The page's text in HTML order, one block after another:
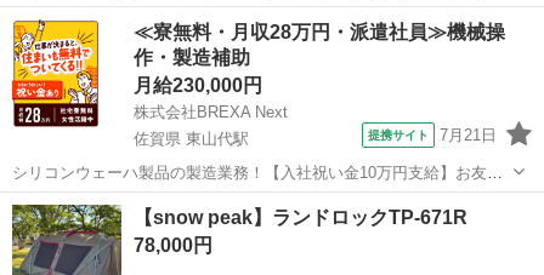
としたセット力で…
広島 福山市 福山駅 ヘアケア
≪寮無料・月収28万円・派遣社員≫機械操
作・製造補助
月給230,000円
株式会社BREXA Next
佐賀県 東山代駅
提携サイト 7月21日
シリコンウェーハ製品の製造業務！【入社祝い金10万円支給】お友達
やカップルとの応募OK◎年間休日129日＆休出なしでプライベート充
実♪業務はクリーンルームで快適作業◎自社正社員登用制度あり★1食
300円～の格安食堂あり！《佐...
佐賀 伊万里市
【snow peak】ランドロックTP-671R
78,000円